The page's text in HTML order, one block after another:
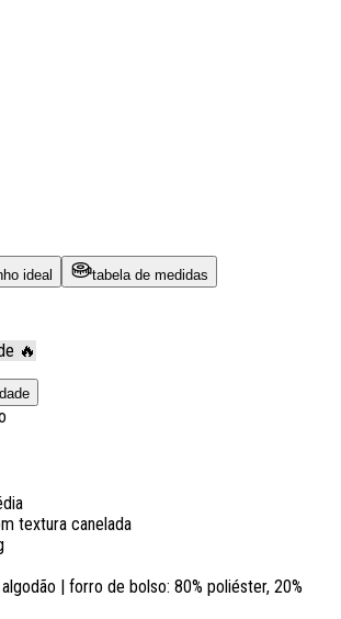
ideal
tabela de medidas
🔥
textura canelada
| forro de bolso: 80% poliéster, 20%